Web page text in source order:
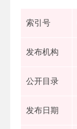
索引号
发布机构
公开目录
发布日期